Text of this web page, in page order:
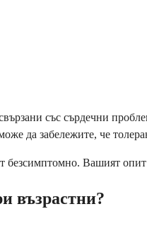
със сърдечни
да забележите, че
Вашият
възрастни?